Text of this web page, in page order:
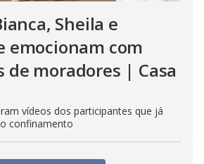
Sheila e
emocionam com
de moradores | Casa
vídeos dos participantes que já
confinamento